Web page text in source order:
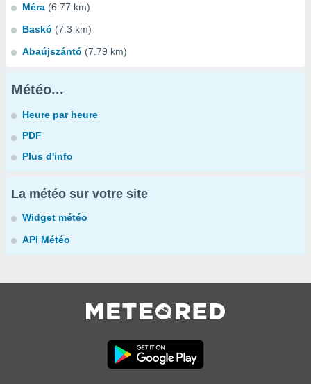
Méra (6.77 km)
Baskó (7.3 km)
Abaújszántó (7.79 km)
Météo...
Heure par heure
PDF
Plus d'info
La météo sur votre site
Widget météo
API Météo